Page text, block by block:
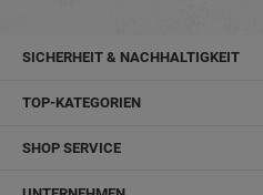
SICHERHEIT & NACHHALTIGKEIT
TOP-KATEGORIEN
SHOP SERVICE